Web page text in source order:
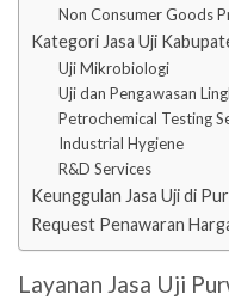
Non Consumer Goods
Kategori Jasa Uji
Uji Mikrobiologi
Uji dan Pengawasan
Petrochemical Testing
Industrial Hygiene
R&D Services
Keunggulan Jasa Uji di
Request Penawaran
Layanan Jasa Uji